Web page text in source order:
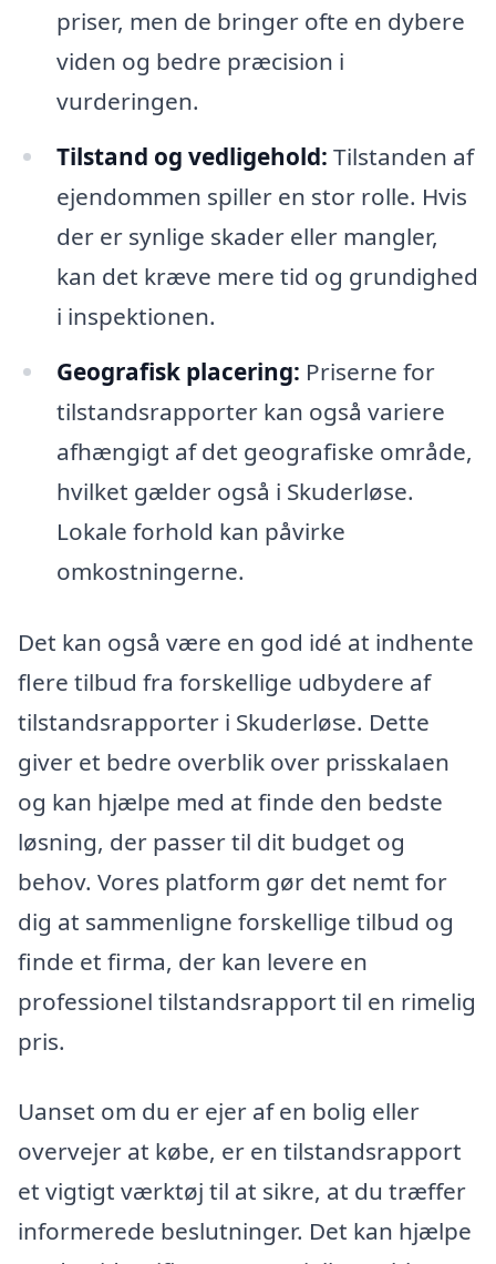
priser, men de bringer ofte en dybere
viden og bedre præcision i
vurderingen.
Tilstand og vedligehold: Tilstanden af
ejendommen spiller en stor rolle. Hvis
der er synlige skader eller mangler,
kan det kræve mere tid og grundighed
i inspektionen.
Geografisk placering: Priserne for
tilstandsrapporter kan også variere
afhængigt af det geografiske område,
hvilket gælder også i Skuderløse.
Lokale forhold kan påvirke
omkostningerne.
Det kan også være en god idé at indhente
flere tilbud fra forskellige udbydere af
tilstandsrapporter i Skuderløse. Dette
giver et bedre overblik over prisskalaen
og kan hjælpe med at finde den bedste
løsning, der passer til dit budget og
behov. Vores platform gør det nemt for
dig at sammenligne forskellige tilbud og
finde et firma, der kan levere en
professionel tilstandsrapport til en rimelig
pris.
Uanset om du er ejer af en bolig eller
overvejer at købe, er en tilstandsrapport
et vigtigt værktøj til at sikre, at du træffer
informerede beslutninger. Det kan hjælpe